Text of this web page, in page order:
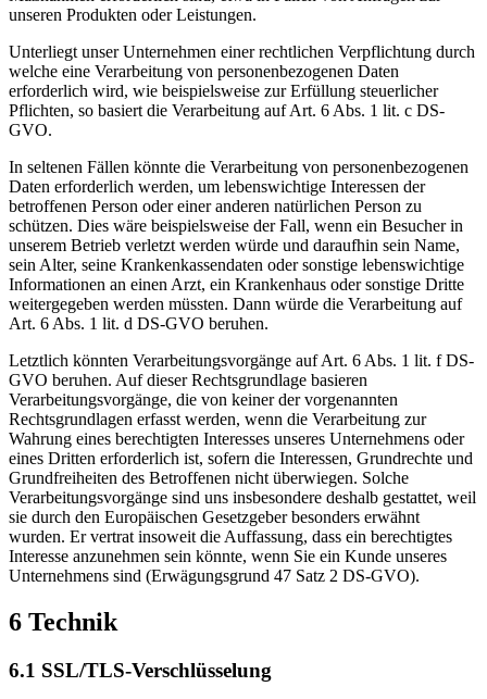
unseren Produkten oder Leistungen.
Unterliegt unser Unternehmen einer rechtlichen Verpflichtung durch
welche eine Verarbeitung von personenbezogenen Daten
erforderlich wird, wie beispielsweise zur Erfüllung steuerlicher
Pflichten, so basiert die Verarbeitung auf Art. 6 Abs. 1 lit. c DS-
GVO.
In seltenen Fällen könnte die Verarbeitung von personenbezogenen
Daten erforderlich werden, um lebenswichtige Interessen der
betroffenen Person oder einer anderen natürlichen Person zu
schützen. Dies wäre beispielsweise der Fall, wenn ein Besucher in
unserem Betrieb verletzt werden würde und daraufhin sein Name,
sein Alter, seine Krankenkassendaten oder sonstige lebenswichtige
Informationen an einen Arzt, ein Krankenhaus oder sonstige Dritte
weitergegeben werden müssten. Dann würde die Verarbeitung auf
Art. 6 Abs. 1 lit. d DS-GVO beruhen.
Letztlich könnten Verarbeitungsvorgänge auf Art. 6 Abs. 1 lit. f DS-
GVO beruhen. Auf dieser Rechtsgrundlage basieren
Verarbeitungsvorgänge, die von keiner der vorgenannten
Rechtsgrundlagen erfasst werden, wenn die Verarbeitung zur
Wahrung eines berechtigten Interesses unseres Unternehmens oder
eines Dritten erforderlich ist, sofern die Interessen, Grundrechte und
Grundfreiheiten des Betroffenen nicht überwiegen. Solche
Verarbeitungsvorgänge sind uns insbesondere deshalb gestattet, weil
sie durch den Europäischen Gesetzgeber besonders erwähnt
wurden. Er vertrat insoweit die Auffassung, dass ein berechtigtes
Interesse anzunehmen sein könnte, wenn Sie ein Kunde unseres
Unternehmens sind (Erwägungsgrund 47 Satz 2 DS-GVO).
6 Technik
6.1 SSL/TLS-Verschlüsselung